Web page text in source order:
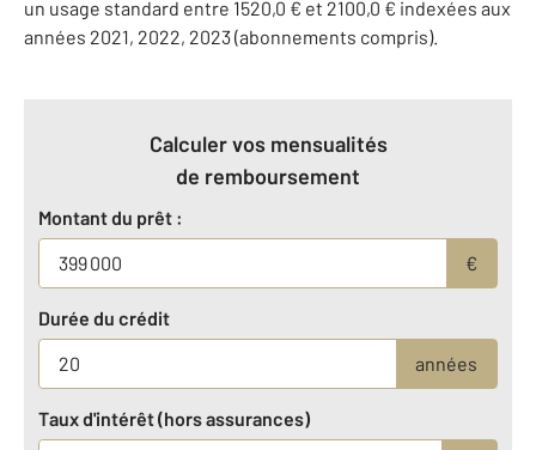
un usage standard entre 1520,0 € et 2100,0 € indexées aux
années 2021, 2022, 2023 (abonnements compris).
Calculer vos mensualités
de remboursement
Montant du prêt :
€
Durée du crédit
années
Taux d'intérêt (hors assurances)